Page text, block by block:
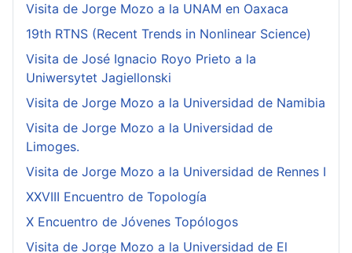
Visita de Jorge Mozo a la UNAM en Oaxaca
19th RTNS (Recent Trends in Nonlinear Science)
Visita de José Ignacio Royo Prieto a la
Uniwersytet Jagiellonski
Visita de Jorge Mozo a la Universidad de Namibia
Visita de Jorge Mozo a la Universidad de
Limoges.
Visita de Jorge Mozo a la Universidad de Rennes I
XXVIII Encuentro de Topología
X Encuentro de Jóvenes Topólogos
Visita de Jorge Mozo a la Universidad de El